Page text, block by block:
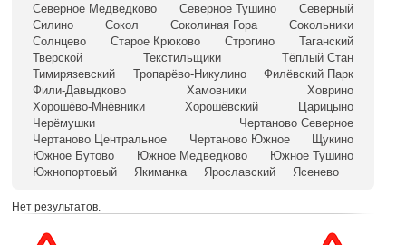
Северное Медведково
Северное Тушино
Северный
Силино
Сокол Соколиная Гора
Сокольники
Солнцево
Старое Крюково Строгино
Таганский
Тверской
Текстильщики
Тёплый Стан
Тимирязевский
Тропарёво-Никулино
Филёвский Парк
Фили-Давыдково
Хамовники
Ховрино
Хорошёво-Мнёвники
Хорошёвский
Царицыно
Черёмушки
Чертаново Северное
Чертаново Центральное
Чертаново Южное
Щукино
Южное Бутово
Южное Медведково
Южное Тушино
Южнопортовый
Якиманка Ярославский Ясенево
Нет результатов.